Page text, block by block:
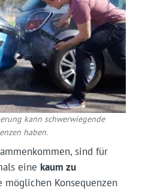
kann schwerwiegende
haben.
sind für
eine kaum zu
möglichen Konsequenzen